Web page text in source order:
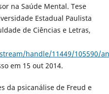
na Saúde Mental. Tese
Estadual Paulista
de Ciências e Letras,
handle/11449/105590/
em 15 out 2014.
da psicanálise de Freud e